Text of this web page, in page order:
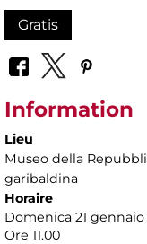
Gratis
Information
Lieu
Museo della
garibaldina
Horaire
Domenica 21 gennaio
Ore 11.00